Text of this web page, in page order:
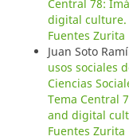
Central 78:
digital culture.
Fuentes Zurita
Juan Soto
usos sociales
Ciencias
Tema Central
and digital
Fuentes Zurita